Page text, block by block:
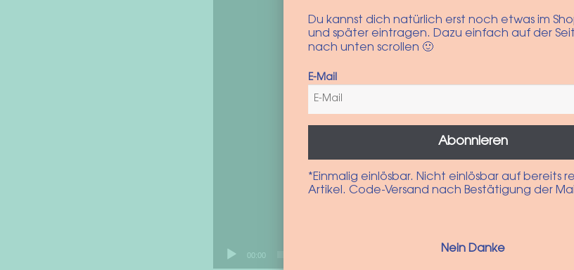
00:00
Du kannst dich natürlich erst noch etwas im
und später eintragen. Dazu einfach auf der
nach unten scrollen 🙂
E-Mail
Abonnieren
*Einmalig einlösbar. Nicht einlösbar auf bereits
Artikel. Code-Versand nach Bestätigung der
Nein Danke